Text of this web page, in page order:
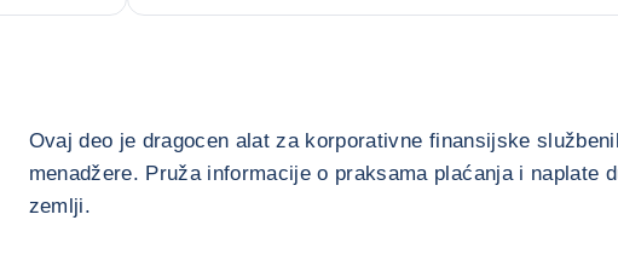
Ovaj deo je dragocen alat za korporativne finansijske
menadžere. Pruža informacije o praksama plaćanja i naplate
zemlji.